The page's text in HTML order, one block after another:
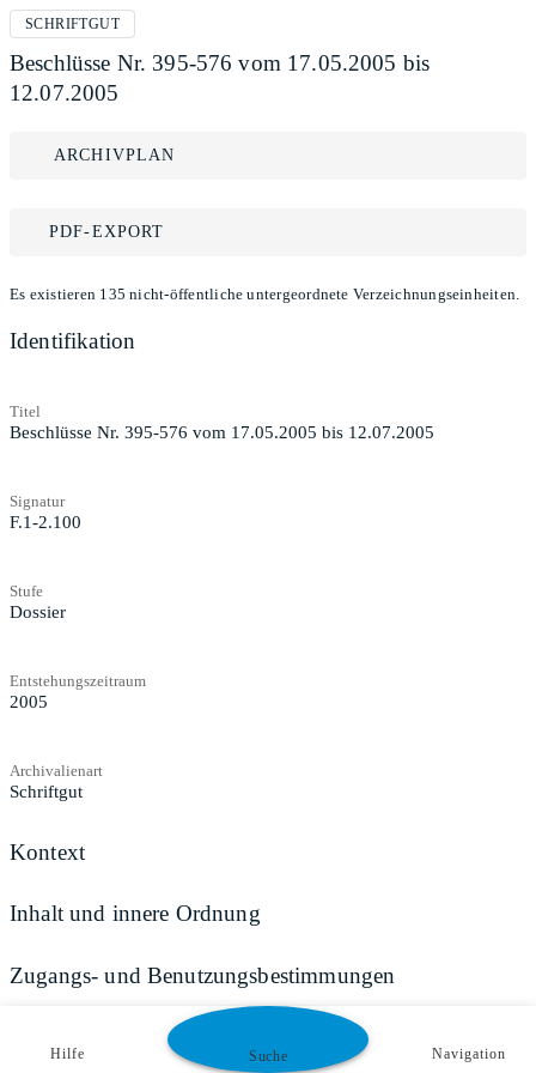
SCHRIFTGUT
Beschlüsse Nr. 395-576 vom 17.05.2005 bis
12.07.2005
ARCHIVPLAN
PDF-EXPORT
Es existieren 135 nicht-öffentliche untergeordnete Verzeichnungseinheiten.
Identifikation
Titel
Beschlüsse Nr. 395-576 vom 17.05.2005 bis 12.07.2005
Signatur
F.1-2.100
Stufe
Dossier
Entstehungszeitraum
2005
Archivalienart
Schriftgut
Kontext
Inhalt und innere Ordnung
Zugangs- und Benutzungsbestimmungen
Hilfe Suche Navigation